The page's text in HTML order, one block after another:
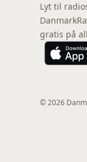
Lyt til
gratis på
© 2026